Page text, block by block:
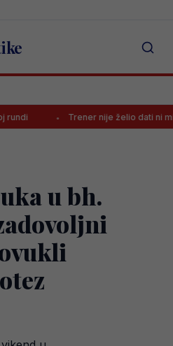
Trener nije želio dati ni minute
u bh.